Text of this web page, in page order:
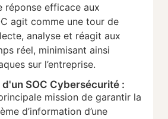
réponse efficace aux
agit comme une tour de
analyse et réagit aux
réel, minimisant ainsi
sur l’entreprise.
d'un SOC Cybersécurité :
mission de garantir la
d’information d’une